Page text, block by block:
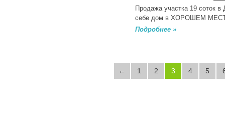
Продажа участка 19
себе дом в ХОРОШЕМ
Подробнее »
← 1 2 3 4 5